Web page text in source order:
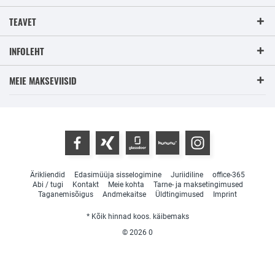
TEAVET
INFOLEHT
MEIE MAKSEVIISID
Ärikliendid Edasimüüja sisselogimine Juriidiline
office-365
Abi / tugi
Kontakt Meie kohta
Tarne- ja maksetingimused
Taganemisõigus
Andmekaitse Üldtingimused Imprint
* Kõik hinnad koos. käibemaks
© 2026 0